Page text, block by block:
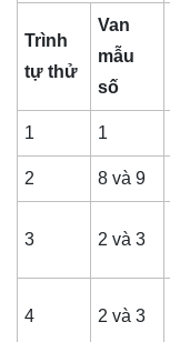
Trình
tự thử
Van
mẫu
số
1 1
2 8 và 9
3 2 và 3
4 2 và 3